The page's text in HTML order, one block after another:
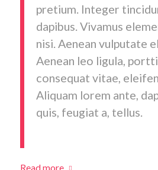
pretium. Integer
dapibus. Vivamus
nisi. Aenean vulputate
Aenean leo ligula,
consequat vitae,
Aliquam lorem ante,
quis, feugiat a, tellus.
Read more